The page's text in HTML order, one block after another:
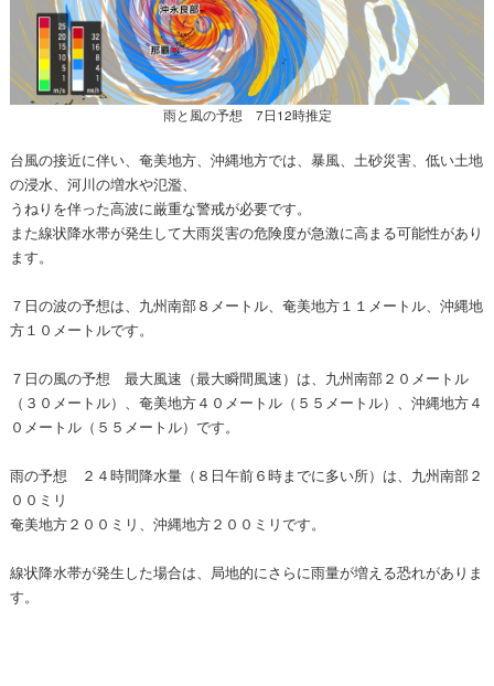
雨と風の予想 7日12時推定
台風の接近に伴い、奄美地方、沖縄地方では、暴風、土砂災害、低い土地
の浸水、河川の増水や氾濫、
うねりを伴った高波に厳重な警戒が必要です。
また線状降水帯が発生して大雨災害の危険度が急激に高まる可能性があり
ます。
７日の波の予想は、九州南部８メートル、奄美地方１１メートル、沖縄地
方１０メートルです。
７日の風の予想 最大風速（最大瞬間風速）は、九州南部２０メートル
（３０メートル）、奄美地方４０メートル（５５メートル）、沖縄地方４
０メートル（５５メートル）です。
雨の予想 ２４時間降水量（８日午前６時までに多い所）は、九州南部２
００ミリ
奄美地方２００ミリ、沖縄地方２００ミリです。
線状降水帯が発生した場合は、局地的にさらに雨量が増える恐れがありま
す。